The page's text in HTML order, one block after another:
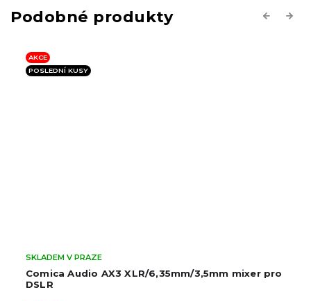
Previous
AKCE
POSLEDNÍ KUSY
Comica Audio AX3 XLR/6,35mm/3,5mm mixer pro
DSLR
SKLADEM V PRAZE
Next